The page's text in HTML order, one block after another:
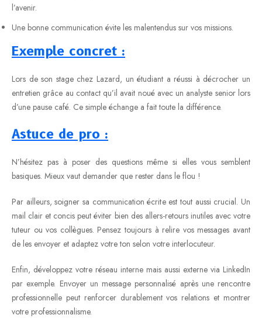
l’avenir.
Une bonne communication évite les malentendus sur vos missions.
Exemple concret :
Lors de son stage chez Lazard, un étudiant a réussi à décrocher un
entretien grâce au contact qu’il avait noué avec un analyste senior lors
d’une pause café. Ce simple échange a fait toute la différence.
Astuce de pro :
N’hésitez pas à poser des questions même si elles vous semblent
basiques. Mieux vaut demander que rester dans le flou !
Par ailleurs, soigner sa communication écrite est tout aussi crucial. Un
mail clair et concis peut éviter bien des allers-retours inutiles avec votre
tuteur ou vos collègues. Pensez toujours à relire vos messages avant
de les envoyer et adaptez votre ton selon votre interlocuteur.
Enfin, développez votre réseau interne mais aussi externe via LinkedIn
par exemple. Envoyer un message personnalisé après une rencontre
professionnelle peut renforcer durablement vos relations et montrer
votre professionnalisme.